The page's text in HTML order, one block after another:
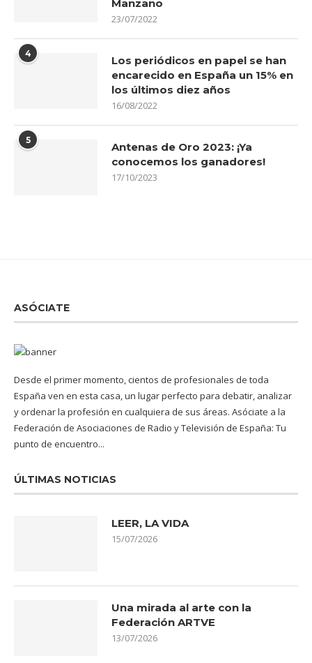
Manzano
23/07/2022
4
Los periódicos en papel se han
encarecido en España un 15% en
los últimos diez años
16/08/2022
5
Antenas de Oro 2023: ¡Ya
conocemos los ganadores!
17/10/2023
ASÓCIATE
Desde el primer momento, cientos de profesionales de toda
España ven en esta casa, un lugar perfecto para debatir, analizar
y ordenar la profesión en cualquiera de sus áreas. Asóciate a la
Federación de Asociaciones de Radio y Televisión de España: Tu
punto de encuentro...
ÚLTIMAS NOTICIAS
LEER, LA VIDA
15/07/2026
Una mirada al arte con la
Federación ARTVE
13/07/2026